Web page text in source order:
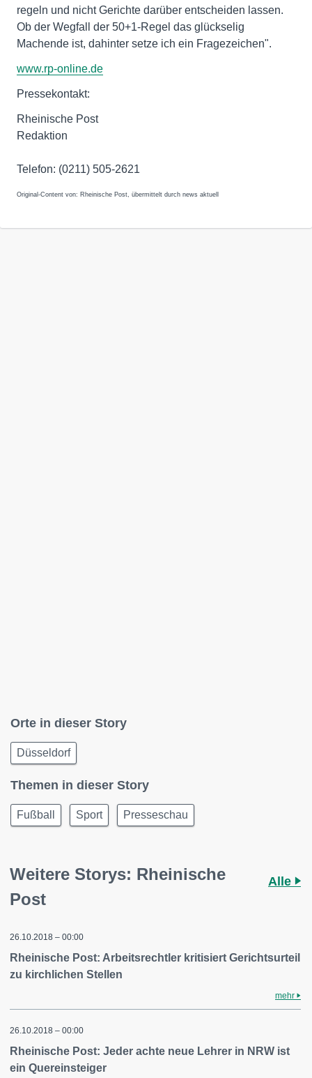
regeln und nicht Gerichte darüber entscheiden lassen.
Ob der Wegfall der 50+1-Regel das glückselig
Machende ist, dahinter setze ich ein Fragezeichen".
www.rp-online.de
Pressekontakt:
Rheinische Post
Redaktion
Telefon: (0211) 505-2621
Original-Content von: Rheinische Post, übermittelt durch news aktuell
Orte in dieser Story
Düsseldorf
Themen in dieser Story
Fußball Sport Presseschau
Weitere Storys: Rheinische
Post
Alle
26.10.2018 – 00:00
Rheinische Post: Arbeitsrechtler kritisiert Gerichtsurteil
zu kirchlichen Stellen
mehr
26.10.2018 – 00:00
Rheinische Post: Jeder achte neue Lehrer in NRW ist
ein Quereinsteiger